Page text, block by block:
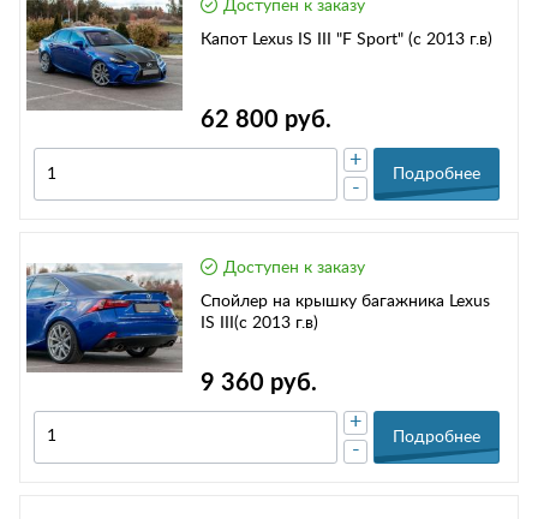
Доступен к заказу
Капот Lexus IS III "F Sport" (с 2013 г.в)
62 800 руб.
-
+
Подробнее
Доступен к заказу
Спойлер на крышку багажника Lexus
IS III(с 2013 г.в)
9 360 руб.
-
+
Подробнее